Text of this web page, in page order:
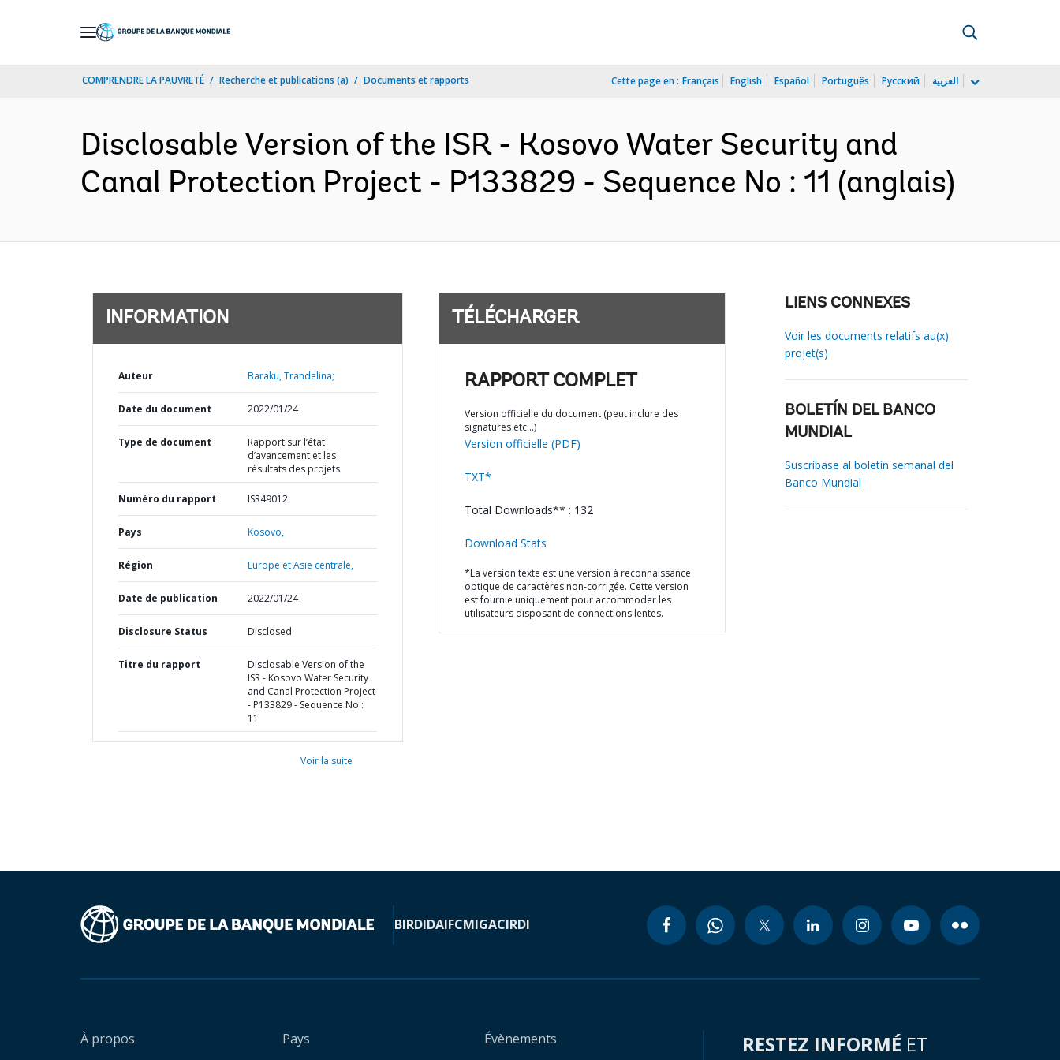
COMPRENDRE LA PAUVRETÉ Recherche et publications (a) Documents et rapports Cette page en : Français English Español Português Русский العربية
Disclosable Version of the ISR - Kosovo Water Security and
Canal Protection Project - P133829 - Sequence No : 11 (anglais)
INFORMATION
Auteur Baraku, Trandelina;
Date du document 2022/01/24
Type de document
Rapport sur l’état
d’avancement et les
résultats des projets
Numéro du rapport ISR49012
Pays Kosovo,
Région Europe et Asie centrale,
Date de publication 2022/01/24
Disclosure Status Disclosed
Titre du rapport
Disclosable Version of the
ISR - Kosovo Water Security
and Canal Protection Project
- P133829 - Sequence No :
11
Voir la suite
TÉLÉCHARGER
RAPPORT COMPLET
Version officielle du document (peut inclure des
signatures etc…)
Version officielle (PDF)
TXT*
Total Downloads** : 132
Download Stats
*La version texte est une version à reconnaissance
optique de caractères non-corrigée. Cette version
est fournie uniquement pour accommoder les
utilisateurs disposant de connections lentes.
LIENS CONNEXES
Voir les documents relatifs au(x)
projet(s)
BOLETÍN DEL BANCO
MUNDIAL
Suscríbase al boletín semanal del
Banco Mundial
BIRDIDAIFCMIGACIRDI
À propos Pays Évènements RESTEZ INFORMÉ ET